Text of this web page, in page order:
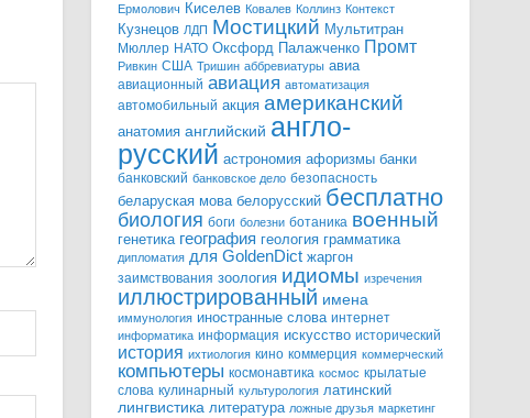
Ермолович Киселев Ковалев Коллинз Контекст
Кузнецов ЛДП Мостицкий Мультитран
Мюллер НАТО Оксфорд Палажченко Промт
Ривкин США Тришин аббревиатуры авиа
авиационный авиация автоматизация
автомобильный акция американский
анатомия английский англо-
русский астрономия афоризмы банки
банковский банковское дело безопасность
беларуская мова белорусский бесплатно
биология боги болезни ботаника военный
генетика география геология грамматика
дипломатия для GoldenDict жаргон
заимствования зоология идиомы изречения
иллюстрированный имена
иммунология иностранные слова интернет
информатика информация искусство исторический
история ихтиология кино коммерция коммерческий
компьютеры космонавтика космос крылатые
слова кулинарный культурология латинский
лингвистика литература ложные друзья маркетинг